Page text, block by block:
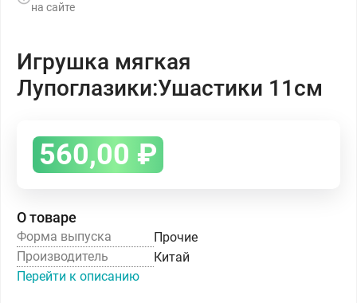
на сайте
Игрушка мягкая
Лупоглазики:Ушастики 11см
560,00 ₽
О товаре
Форма выпуска
Прочие
Производитель
Китай
Перейти к описанию